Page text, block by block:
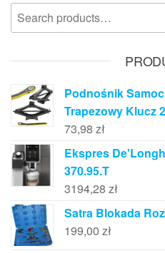
Podnośnik
Trapezowy Klucz
73,98 zł
Ekspres
370.95.T
3194,28 zł
Satra Blokada
199,00 zł